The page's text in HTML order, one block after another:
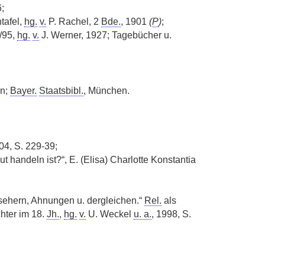
hg. v. P. Rachel, 2 Bde., 1901 (P);
hg. v. J. Werner, 1927; Tagebücher u.
Bayer. Staatsbibl., München.
S. 229-39;
handeln ist?“, E. (Elisa) Charlotte Konstantia
Ahnungen u. dergleichen.“ Rel. als
im 18. Jh., hg. v. U. Weckel u. a., 1998, S.